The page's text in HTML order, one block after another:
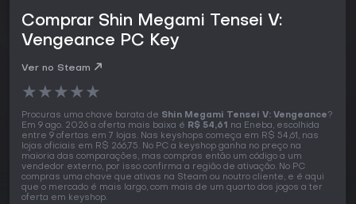
Comprar Shin Megami Tensei V:
Vengeance PC Key
Ver no Steam
★★★★★
Procuras uma chave barata de Shin Megami Tensei V: Vengeance?
Em 9 ago. 2026 a oferta mais baixa é R$ 54,61 na Eneba, escolhida
entre 9 ofertas em 7 lojas. Nas keyshops começa em R$ 54,61, nas
lojas oficiais em R$ 266,75. No PC a keyshop ganha no preço na
maioria das comparações, mas compras então um código a um
vendedor externo, por isso confirma a região de ativação. No PC
compras uma chave que ativas na Steam ou noutro cliente, e é aqui
que o mercado é mais largo, com mais de um quarto dos jogos a ter
oferta em keyshop.